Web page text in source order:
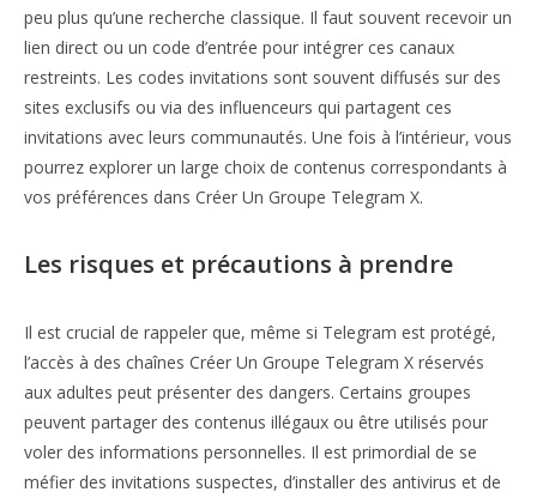
peu plus qu’une recherche classique. Il faut souvent recevoir un
lien direct ou un code d’entrée pour intégrer ces canaux
restreints. Les codes invitations sont souvent diffusés sur des
sites exclusifs ou via des influenceurs qui partagent ces
invitations avec leurs communautés. Une fois à l’intérieur, vous
pourrez explorer un large choix de contenus correspondants à
vos préférences dans Créer Un Groupe Telegram X.
Les risques et précautions à prendre
Il est crucial de rappeler que, même si Telegram est protégé,
l’accès à des chaînes Créer Un Groupe Telegram X réservés
aux adultes peut présenter des dangers. Certains groupes
peuvent partager des contenus illégaux ou être utilisés pour
voler des informations personnelles. Il est primordial de se
méfier des invitations suspectes, d’installer des antivirus et de